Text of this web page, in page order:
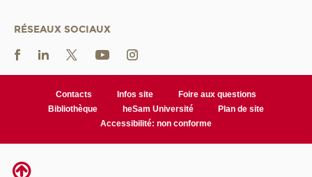
RÉSEAUX SOCIAUX
Contacts Infos site
Foire aux questions
Bibliothèque
heSam Université
Plan de site
Accessibilité: non conforme